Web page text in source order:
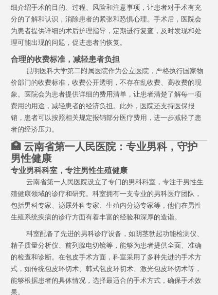
细介绍手术的目的、过程、风险和注意事项，让患者对手术有充
分的了解和认识，消除患者的紧张和恐惧心理。手术后，医院会
为患者提供详细的术后护理指导，定期进行复查，及时发现和处
理可能出现的问题，促进患者的恢复。
合理的收费标准，减轻患者负担
昆明医科大学第二附属医院作为公立医院，严格执行国家物
价部门的收费标准，收费公开透明，不存在乱收费、高收费的现
象。医院会为患者提供详细的费用清单，让患者清楚了解每一项
费用的用途，减轻患者的经济负担。此外，医院还支持医保报
销，患者可以按照相关规定报销部分医疗费用，进一步减轻了患
者的经济压力。
🏥 云南省第一人民医院：专业男科，守护
男性健康
专业男科科室，专注男性生殖健康
云南省第一人民医院设立了专门的男科科室，专注于男性生
殖健康领域的诊疗和研究。科室拥有一支专业的男科医疗团队，
包括男科专家、泌尿外科专家、生殖内分泌专家等，他们在男性
生殖系统疾病的诊疗方面有着丰富的经验和深厚的造诣。
科室配备了先进的男科诊疗设备，如阴茎勃起功能检测仪、
精子质量分析仪、前列腺电切镜等，能够为患者提供全面、准确
的检查和诊断。在包皮手术方面，科室采用了多种先进的手术方
式，如传统包皮环切术、韩式包皮环切术、激光包皮环切术等，
能够根据患者的具体情况，选择最适合的手术方式，确保手术效
果。